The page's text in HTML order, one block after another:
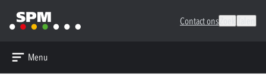
Contact ons
Menu